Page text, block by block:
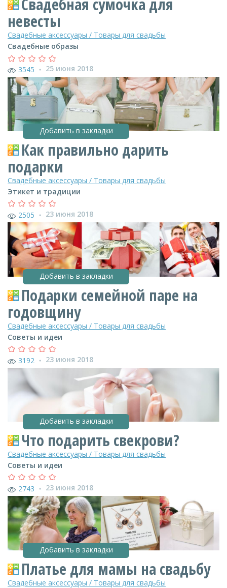
Свадебная сумочка для
невесты
Свадебные аксессуары / Товары для свадьбы
Свадебные образы
3545 ● 25 июня 2018
Добавить в закладки
Как правильно дарить
подарки
Свадебные аксессуары / Товары для свадьбы
Этикет и традиции
2505 ● 23 июня 2018
Добавить в закладки
Подарки семейной паре на
годовщину
Свадебные аксессуары / Товары для свадьбы
Советы и идеи
3192 ● 23 июня 2018
Добавить в закладки
Что подарить свекрови?
Свадебные аксессуары / Товары для свадьбы
Советы и идеи
2743 ● 23 июня 2018
Добавить в закладки
Платье для мамы на свадьбу
Свадебные аксессуары / Товары для свадьбы